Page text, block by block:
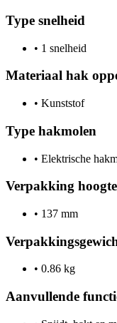
Type snelheid
• 1 snelheid
Materiaal hak
• Kunststof
Type hakmolen
• Elektrische
Verpakking hoogte
• 137 mm
• 0.86 kg
Aanvullende